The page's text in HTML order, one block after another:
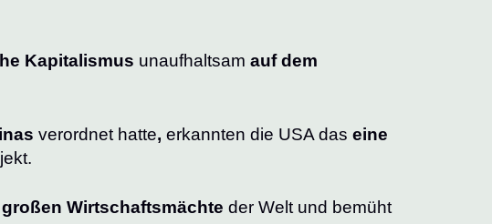
Kapitalismus unaufhaltsam auf dem
verordnet hatte, erkannten die USA das eine
großen Wirtschaftsmächte der Welt und bemüht